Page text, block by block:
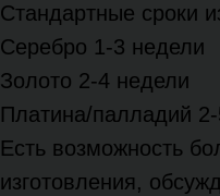
Стандартные сроки
Серебро 1-3 недели
Золото 2-4 недели
Платина/палладий
Есть возможность
изготовления,